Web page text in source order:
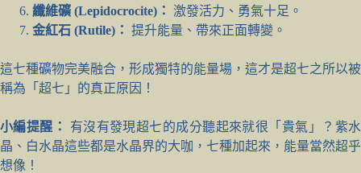
纖維礦 (Lepidocrocite)： 激發活力、勇氣十足。
金紅石 (Rutile)： 提升能量、帶來正面轉變。
這七種礦物完美融合，形成獨特的能量場，這才是超七之所以被
稱為「超七」的真正原因！
小編提醒：
有沒有發現超七的成分聽起來就很「貴氣」？紫水
晶、白水晶這些都是水晶界的大咖，七種加起來，能量當然超乎
想像！